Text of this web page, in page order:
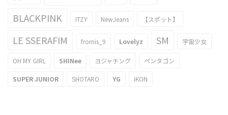
BLACKPINK ITZY NewJeans 【スポット】
LE SSERAFIM fromis_9 Lovelyz SM 宇宙少女
OH MY GIRL SHINee ヨジャチング ペンタゴン
SUPER JUNIOR SHOTARO YG iKON